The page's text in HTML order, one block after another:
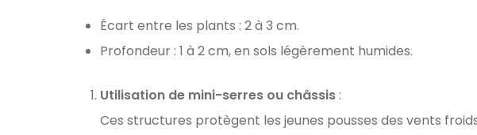
Écart entre les plants : 2 à 3 cm.
Profondeur : 1 à 2 cm, en sols légèrement humides.
Utilisation de mini-serres ou châssis :
Ces structures protègent les jeunes pousses des vents